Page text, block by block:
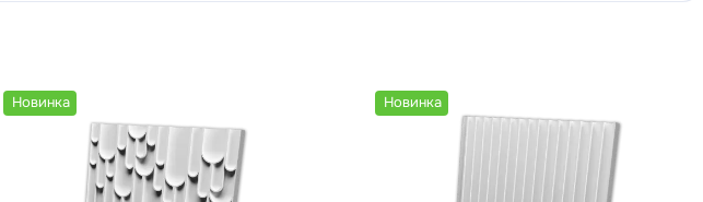
Новинка Новинка